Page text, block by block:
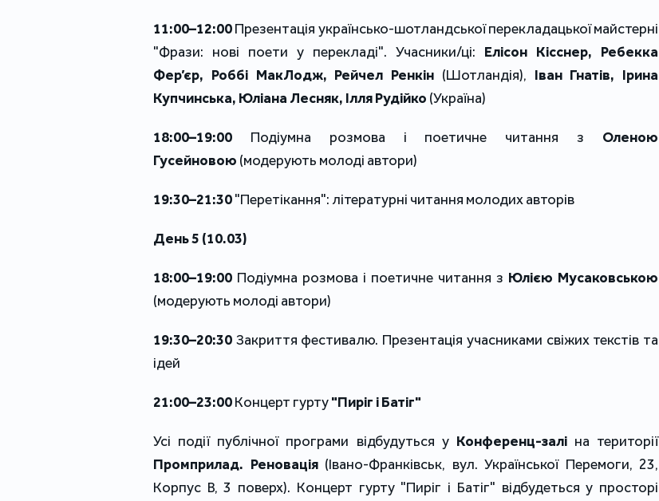
11:00–12:00Презентація українсько-шотландської перекладацької майстерні
"Фрази: нові поети у перекладі". Учасники/ці: Елісон Кісснер, Ребекка
Фер’єр, Роббі МакЛодж, Рейчел Ренкін (Шотландія), Іван Гнатів, Ірина
Купчинська, Юліана Лесняк, Ілля Рудійко (Україна)
18:00–19:00 Подіумна розмова і поетичне читання з Оленою
Гусейновою (модерують молоді автори)
19:30–21:30"Перетікання": літературні читання молодих авторів
День 5 (10.03)
18:00–19:00 Подіумна розмова і поетичне читання з Юлією Мусаковською
(модерують молоді автори)
19:30–20:30 Закриття фестивалю. Презентація учасниками свіжих текстів та
ідей
21:00–23:00Концерт гурту"Пиріг і Батіг"
Усі події публічної програми відбудуться у Конференц-заліна території
Промприлад. Реновація(Івано-Франківськ, вул. Української Перемоги, 23,
Корпус В, 3 поверх). Концерт гурту "Пиріг і Батіг" відбудеться у просторі